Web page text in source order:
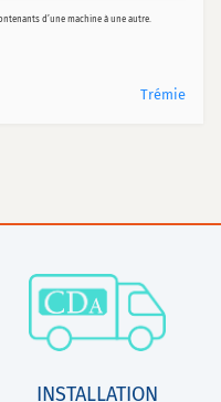
d’une machine à une autre.
Trémie
INSTALLATION